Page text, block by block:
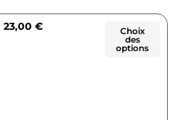
23,00 €
Choix
des
options